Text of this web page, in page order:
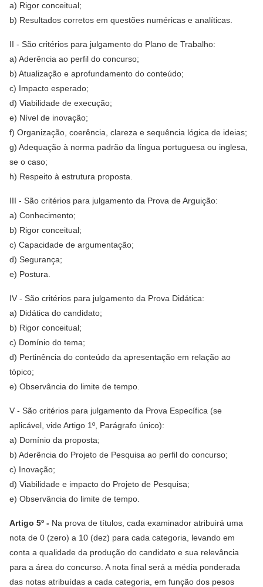
a) Rigor conceitual;
b) Resultados corretos em questões numéricas e analíticas.
II - São critérios para julgamento do Plano de Trabalho:
a) Aderência ao perfil do concurso;
b) Atualização e aprofundamento do conteúdo;
c) Impacto esperado;
d) Viabilidade de execução;
e) Nível de inovação;
f) Organização, coerência, clareza e sequência lógica de ideias;
g) Adequação à norma padrão da língua portuguesa ou inglesa,
se o caso;
h) Respeito à estrutura proposta.
III - São critérios para julgamento da Prova de Arguição:
a) Conhecimento;
b) Rigor conceitual;
c) Capacidade de argumentação;
d) Segurança;
e) Postura.
IV - São critérios para julgamento da Prova Didática:
a) Didática do candidato;
b) Rigor conceitual;
c) Domínio do tema;
d) Pertinência do conteúdo da apresentação em relação ao
tópico;
e) Observância do limite de tempo.
V - São critérios para julgamento da Prova Específica (se
aplicável, vide Artigo 1º, Parágrafo único):
a) Domínio da proposta;
b) Aderência do Projeto de Pesquisa ao perfil do concurso;
c) Inovação;
d) Viabilidade e impacto do Projeto de Pesquisa;
e) Observância do limite de tempo.
Artigo 5º - Na prova de títulos, cada examinador atribuirá uma
nota de 0 (zero) a 10 (dez) para cada categoria, levando em
conta a qualidade da produção do candidato e sua relevância
para a área do concurso. A nota final será a média ponderada
das notas atribuídas a cada categoria, em função dos pesos